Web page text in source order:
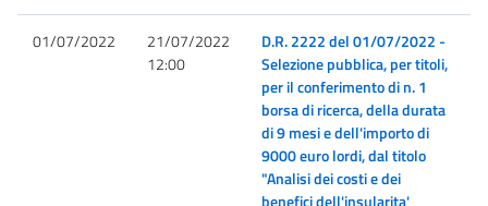
01/07/2022
21/07/2022
12:00
D.R. 2222 del 01/07/2022 -
Selezione pubblica, per titoli,
per il conferimento di n. 1
borsa di ricerca, della durata
di 9 mesi e dell'importo di
9000 euro lordi, dal titolo
"Analisi dei costi e dei